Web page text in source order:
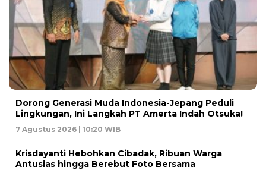
Dorong Generasi Muda Indonesia-Jepang Peduli
Lingkungan, Ini Langkah PT Amerta Indah Otsuka!
7 Agustus 2026 | 10:20 WIB
Krisdayanti Hebohkan Cibadak, Ribuan Warga
Antusias hingga Berebut Foto Bersama